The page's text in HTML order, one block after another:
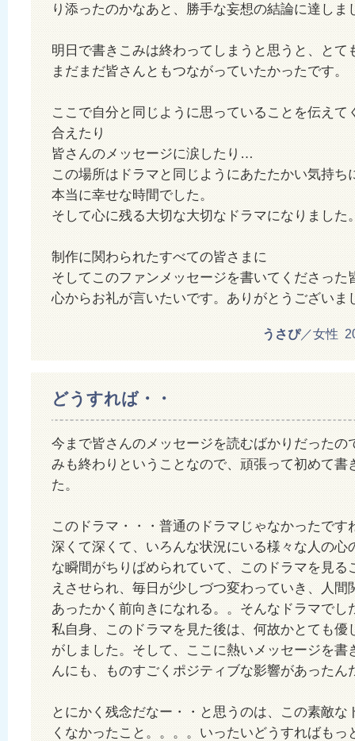
り添ったのかなあと、勝手な妄想の結論に達しま
明日で書きこみは終わってしまうと思うと、とて
まだまだ皆さんともつながっていたかったです。
ここで自分と同じように思っていることを伝えて
合えたり
皆さんのメッセージに涙したり…
この場所はドラマと同じようにあたたかい気持ち
本当に幸せな時間でした。
そして心に残る大切な大切なドラマになりました
制作に関わられたすべての皆さまに
そしてこのファンメッセージを書いてくださった
心からお礼が言いたいです。ありがとうございま
うさぴ／女性
どうすれば・・
今まで皆さんのメッセージを読むばかりだったの
みも終わりということなので、頑張って初めて書
た。
このドラマ・・・普通のドラマじゃなかったです
深くて深くて、いろんな状況にいる様々な人の心
な瞬間がちりばめられていて、このドラマを見る
えさせられ、毎日が少しづつ変わっていき、人間
あったかく前向きになれる。。そんなドラマでし
私自身、このドラマを見た後は、何故かとても優
がしました。そして、ここに熱いメッセージを書
んにも、ものすごくポジティブな影響があったん
とにかく残念だなー・・と思うのは、この素敵な
くなかったこと。。。。いったいどうすればもっ